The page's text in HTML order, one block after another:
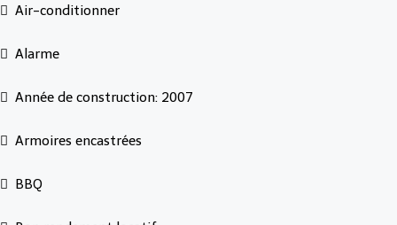
Air-conditionner
Alarme
Année de construction: 2007
Armoires encastrées
BBQ